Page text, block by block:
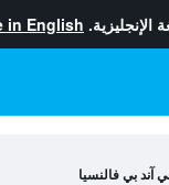
الإنجليزية. in English
آند بي فالنسيا